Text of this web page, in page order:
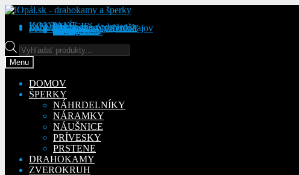
Preskočiť
navigáciu
Preskočiť
obsah
KONTAKT
INFORMÁCIE
Obchodné podmienky
Reklamačný poriadok
Ochrana osobných údajov
MÔJ ÚČETObjednávky
Adresy
Detaily účtu
Na stiahnutie
Products
search
Menu
DOMOV
ŠPERKY
NÁHRDELNÍKY
NÁRAMKY
NÁUŠNICE
PRÍVESKY
PRSTENE
DRAHOKAMY
ZVEROKRUH